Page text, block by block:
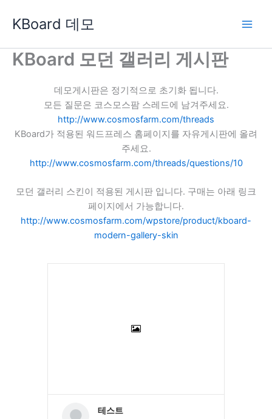
로
KBoard 데모
KBoard 모던 갤러리 게시판
데모게시판은 정기적으로 초기화 됩니다.
모든 질문은 코스모스팜 스레드에 남겨주세요.
http://www.cosmosfarm.com/threads
KBoard가 적용된 워드프레스 홈페이지를 자유게시판에 올려
주세요.
http://www.cosmosfarm.com/threads/questions/10
모던 갤러리 스킨이 적용된 게시판 입니다. 구매는 아래 링크
페이지에서 가능합니다.
http://www.cosmosfarm.com/wpstore/product/kboard-
modern-gallery-skin
테스트